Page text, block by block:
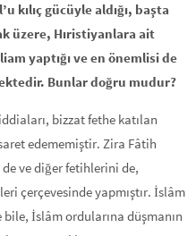
kılıç gücüyle aldığı, başta
üzere, Hıristiyanlara ait
yaptığı ve en önemlisi de
Bunlar doğru mudur?
bizzat fethe katılan
edememiştir. Zira Fâtih
ve diğer fetihlerini de,
çerçevesinde yapmıştır. İslâm
İslâm ordularına düşmanın